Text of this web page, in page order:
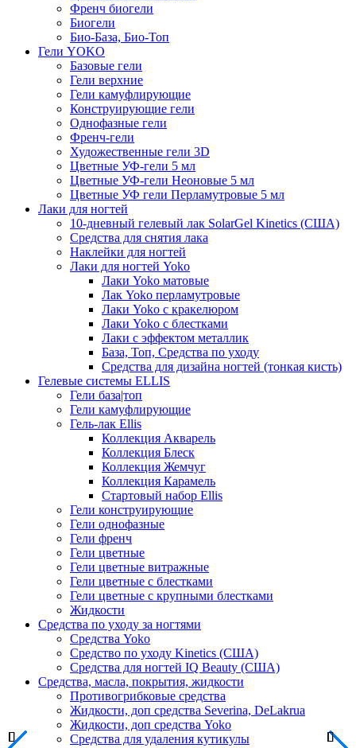
Френч биогели
Биогели
Био-База, Био-Топ
Гели YOKO
Базовые гели
Гели верхние
Гели камуфлирующие
Конструирующие гели
Однофазные гели
Френч-гели
Художественные гели 3D
Цветные УФ-гели 5 мл
Цветные УФ-гели Неоновые 5 мл
Цветные УФ гели Перламутровые 5 мл
Лаки для ногтей
10-дневный гелевый лак SolarGel Kinetics (США)
Средства для снятия лака
Наклейки для ногтей
Лаки для ногтей Yoko
Лаки Yoko матовые
Лак Yoko перламутровые
Лаки Yoko с кракелюром
Лаки Yoko с блестками
Лаки с эффектом металлик
База, Топ, Средства по уходу
Средства для дизайна ногтей (тонкая кисть)
Гелевые системы ELLIS
Гели база|топ
Гели камуфлирующие
Гель-лак Ellis
Коллекция Акварель
Коллекция Блеск
Коллекция Жемчуг
Коллекция Карамель
Стартовый набор Ellis
Гели конструирующие
Гели однофазные
Гели френч
Гели цветные
Гели цветные витражные
Гели цветные с блестками
Гели цветные с крупными блестками
Жидкости
Средства по уходу за ногтями
Средства Yoko
Средство по уходу Kinetics (США)
Средства для ногтей IQ Beauty (США)
Средства, масла, покрытия, жидкости
Противогрибковые средства
Жидкости, доп средства Severina, DeLakrua
Жидкости, доп средства Yoko
Средства для удаления кутикулы